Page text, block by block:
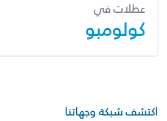
عطلات في
كولومبو
اكتشف شبكة وجهاتنا